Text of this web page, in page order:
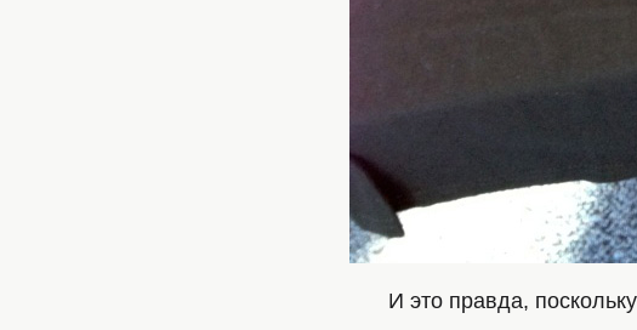
И это правда,